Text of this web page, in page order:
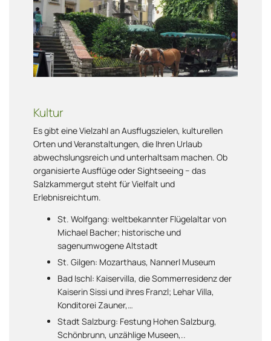
Kultur
Es gibt eine Vielzahl an Ausflugszielen, kulturellen
Orten und Veranstaltungen, die Ihren Urlaub
abwechslungsreich und unterhaltsam machen. Ob
organisierte Ausflüge oder Sightseeing − das
Salzkammergut steht für Vielfalt und
Erlebnisreichtum.
St. Wolfgang: weltbekannter Flügelaltar von
Michael Bacher; historische und
sagenumwogene Altstadt
St. Gilgen: Mozarthaus, Nannerl Museum
Bad Ischl: Kaiservilla, die Sommerresidenz der
Kaiserin Sissi und ihres Franzl; Lehar Villa,
Konditorei Zauner,…
Stadt Salzburg: Festung Hohen Salzburg,
Schönbrunn, unzählige Museen,..